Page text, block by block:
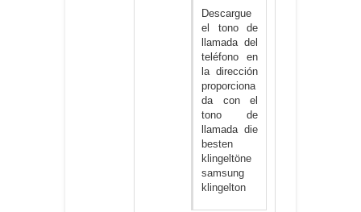
Descargue
el tono de
llamada del
teléfono en
la dirección
proporciona
da con el
tono de
llamada die
besten
klingeltöne
samsung
klingelton